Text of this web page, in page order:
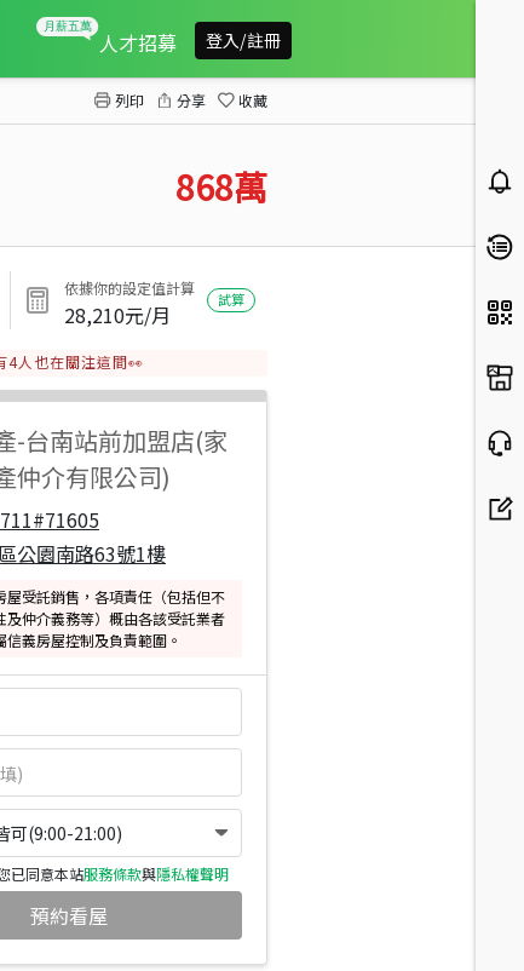
人才招募 登入/註冊
列印 分享 收藏
868萬
依據你的設定值計算
28,210元/月
試算
4人也在關注這間👀
-台南站前加盟店(家
仲介有限公司)
公園南路63號1樓
屋受託銷售，各項責任（包括但不
及仲介義務等）概由各該受託業者
信義房屋控制及負責範圍。
可(9:00-21:00)
已同意本站服務條款與隱私權聲明
預約看屋